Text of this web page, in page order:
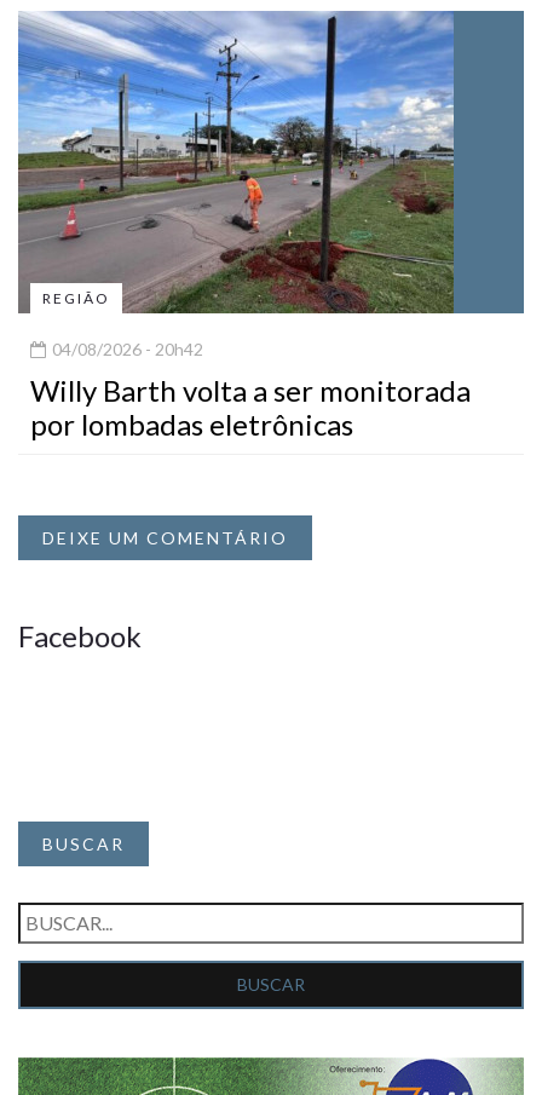
REGIÃO
04/08/2026 - 20h42
Willy Barth volta a ser monitorada
por lombadas eletrônicas
DEIXE UM COMENTÁRIO
Facebook
BUSCAR